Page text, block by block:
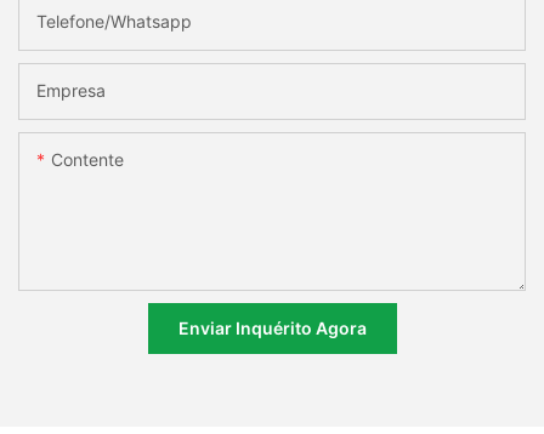
Telefone/whatsapp
Empresa
Contente
Enviar Inquérito Agora